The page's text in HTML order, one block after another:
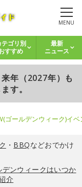
MENU
テゴリ別
すすめ
最新
ニュース
年（2027年）も
す。
ゴールデンウィーク)イ
・ BBQなどおでかけ
デンウィークはいつか
介